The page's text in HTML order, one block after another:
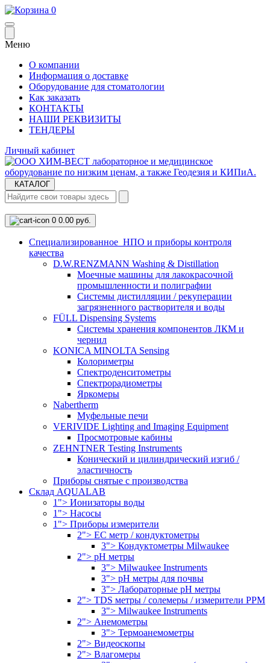
0
Меню
О компании
Информация о доставке
Оборудование для стоматологии
Как заказать
КОНТАКТЫ
НАШИ РЕКВИЗИТЫ
ТЕНДЕРЫ
Личный кабинет
КАТАЛОГ
0 0.00 руб.
Cпециализированное НПО и приборы контроля
качества
D.W.RENZMANN Washing & Distillation
Моечные машины для лакокрасочной
промышленности и полиграфии
Системы дистилляции / рекуперации
загрязненного растворителя и воды
FÜLL Dispensing Systems
Системы хранения компонентов ЛКМ и
чернил
KONICA MINOLTA Sensing
Колориметры
Спектроденситометры
Спектрорадиометры
Яркомеры
Nabertherm
Муфельные печи
VERIVIDE Lighting and Imaging Equipment
Просмотровые кабины
ZEHNTNER Testing Instruments
Конический и цилиндрический изгиб /
эластичность
Приборы снятые с производства
Склад AQUALAB
1"> Ионизаторы воды
1"> Насосы
1"> Приборы измерители
2"> EC метр / кондуктометры
3"> Кондуктометры Milwaukee
2"> pH метры
3"> Milwaukee Instruments
3"> pH метры для почвы
3"> Лабораторные pH метры
2"> TDS метры / солемеры / измерители PPM
3"> Milwaukee Instruments
2"> Анемометры
3"> Термоанемометры
2"> Видеоскопы
2"> Влагомеры